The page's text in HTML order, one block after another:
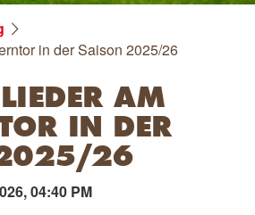
in der Saison 2025/26
AM
IN DER
26
04:40 PM